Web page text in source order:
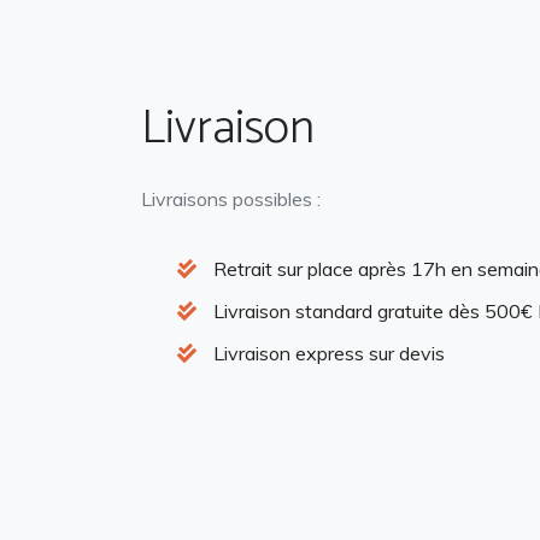
Livraison
Livraisons possibles :
Retrait sur place après 17h en
Livraison standard gratuite dès 500€
Livraison express sur devis